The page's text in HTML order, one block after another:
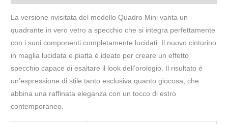
La versione rivisitata del modello Quadro Mini vanta un
quadrante in vero vetro a specchio che si integra perfettamente
con i suoi componenti completamente lucidati. Il nuovo cinturino
in maglia lucidata e piatta è ideato per creare un effetto
specchio capace di esaltare il look dell’orologio. Il risultato è
un’espressione di stile tanto esclusiva quanto giocosa, che
abbina una raffinata eleganza con un tocco di estro
contemporaneo.